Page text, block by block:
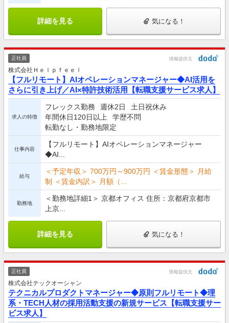
詳細を見る 気になる！
正社員 情報提供元
株式会社Ｈｅｌｐｆｅｅｌ
【フルリモート】AIオペレーションマネージャー◆AI活用を
さらに引き上げ／AI×特許技術活用【転職支援サービス求人】
求人の特徴
フレックス勤務 週休2日
土日祝休み
年間休日120日以上
学歴不問
転勤なし・勤務地限定
仕事内容
【フルリモート】AIオペレーションマネージャー
◆AI...
給与
＜予定年収＞ 700万円～900万円 ＜賃金形態＞ 月給
制 ＜賃金内訳＞ 月額（...
勤務地
＜勤務地詳細1＞ 京都オフィス 住所：京都府京都市
上京...
詳細を見る 気になる！
正社員 情報提供元
株式会社テックオーシャン
テクニカルプロダクトマネージャー◆原則フルリモート◆理
系・TECH人材の採用活動支援の新規サービス【転職支援サー
ビス求人】